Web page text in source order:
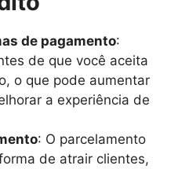
de pagamento:
de que você aceita
o que pode aumentar
a experiência de
: O parcelamento
de atrair clientes,